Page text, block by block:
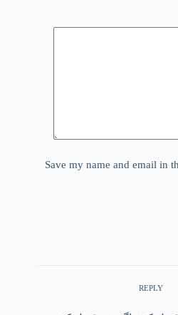
Save my name and email in
REPLY